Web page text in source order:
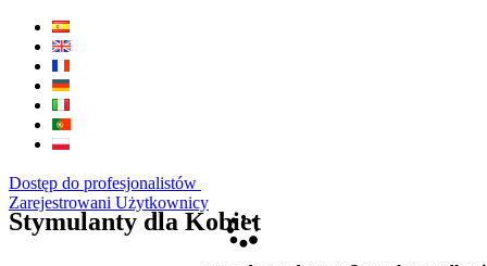
Dostęp do profesjonalistów
Zarejestrowani Użytkownicy
Stymulanty dla Kobiet